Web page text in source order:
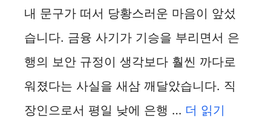
내 문구가 떠서 당황스러운 마음이 앞섰
습니다. 금융 사기가 기승을 부리면서 은
행의 보안 규정이 생각보다 훨씬 까다로
워졌다는 사실을 새삼 깨달았습니다. 직
장인으로서 평일 낮에 은행 … 더 읽기